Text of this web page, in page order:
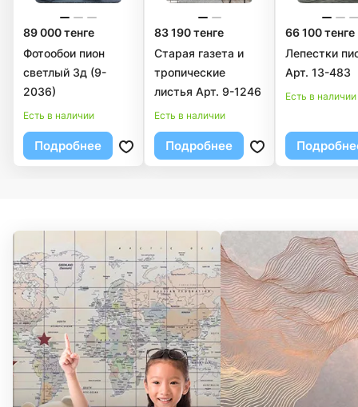
89 000 тенге
Фотообои пион
светлый 3д (9-
2036)
Есть в наличии
Подробнее
83 190 тенге
Старая газета и
тропические
листья Арт. 9-1246
Есть в наличии
Подробнее
66 100 тенге
Лепестки
Арт. 13-483
Есть в наличии